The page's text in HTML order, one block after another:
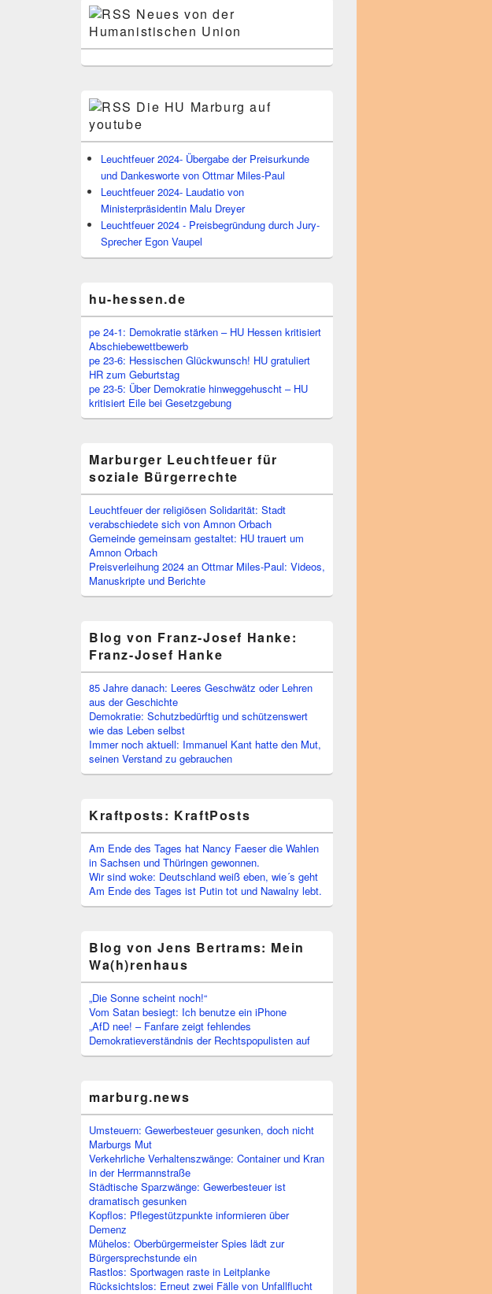
Neues von der
Humanistischen Union
Die HU Marburg auf
youtube
Leuchtfeuer 2024- Übergabe der Preisurkunde
und Dankesworte von Ottmar Miles-Paul
Leuchtfeuer 2024- Laudatio von
Ministerpräsidentin Malu Dreyer
Leuchtfeuer 2024 - Preisbegründung durch Jury-
Sprecher Egon Vaupel
hu-hessen.de
pe 24-1: Demokratie stärken – HU Hessen kritisiert
Abschiebewettbewerb
pe 23-6: Hessischen Glückwunsch! HU gratuliert
HR zum Geburtstag
pe 23-5: Über Demokratie hinweggehuscht – HU
kritisiert Eile bei Gesetzgebung
Marburger Leuchtfeuer für
soziale Bürgerrechte
Leuchtfeuer der religiösen Solidarität: Stadt
verabschiedete sich von Amnon Orbach
Gemeinde gemeinsam gestaltet: HU trauert um
Amnon Orbach
Preisverleihung 2024 an Ottmar Miles-Paul: Videos,
Manuskripte und Berichte
Blog von Franz-Josef Hanke:
Franz-Josef Hanke
85 Jahre danach: Leeres Geschwätz oder Lehren
aus der Geschichte
Demokratie: Schutzbedürftig und schützenswert
wie das Leben selbst
Immer noch aktuell: Immanuel Kant hatte den Mut,
seinen Verstand zu gebrauchen
Kraftposts: KraftPosts
Am Ende des Tages hat Nancy Faeser die Wahlen
in Sachsen und Thüringen gewonnen.
Wir sind woke: Deutschland weiß eben, wie´s geht
Am Ende des Tages ist Putin tot und Nawalny lebt.
Blog von Jens Bertrams: Mein
Wa(h)renhaus
„Die Sonne scheint noch!“
Vom Satan besiegt: Ich benutze ein iPhone
„AfD nee! – Fanfare zeigt fehlendes
Demokratieverständnis der Rechtspopulisten auf
marburg.news
Umsteuern: Gewerbesteuer gesunken, doch nicht
Marburgs Mut
Verkehrliche Verhaltenszwänge: Container und Kran
in der Herrmannstraße
Städtische Sparzwänge: Gewerbesteuer ist
dramatisch gesunken
Kopflos: Pflegestützpunkte informieren über
Demenz
Mühelos: Oberbürgermeister Spies lädt zur
Bürgersprechstunde ein
Rastlos: Sportwagen raste in Leitplanke
Rücksichtslos: Erneut zwei Fälle von Unfallflucht